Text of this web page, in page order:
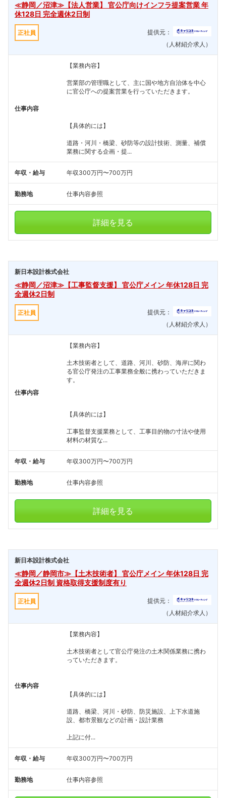
≪静岡／沼津≫【法人営業】 官公庁向けインフラ提案営業 年
休128日 完全週休2日制
正社員
提供元：
（人材紹介求人）
仕事内容
【業務内容】
営業部の管理職として、主に国や地方自治体を中心
に官公庁への提案営業を行っていただきます。
【具体的には】
道路・河川・橋梁、砂防等の設計技術、測量、補償
業務に関する企画・提...
年収・給与 年収300万円〜700万円
勤務地 仕事内容参照
詳細を見る
新日本設計株式会社
≪静岡／沼津≫【工事監督支援】 官公庁メイン 年休128日 完
全週休2日制
正社員
提供元：
（人材紹介求人）
仕事内容
【業務内容】
土木技術者として、道路、河川、砂防、海岸に関わ
る官公庁発注の工事業務全般に携わっていただきま
す。
【具体的には】
工事監督支援業務として、工事目的物の寸法や使用
材料の材質な...
年収・給与 年収300万円〜700万円
勤務地 仕事内容参照
詳細を見る
新日本設計株式会社
≪静岡／静岡市≫【土木技術者】 官公庁メイン 年休128日 完
全週休2日制 資格取得支援制度有り
正社員
提供元：
（人材紹介求人）
仕事内容
【業務内容】
土木技術者として官公庁発注の土木関係業務に携わ
っていただきます。
【具体的には】
道路、橋梁、河川・砂防、防災施設、上下水道施
設、都市景観などの計画・設計業務
上記に付...
年収・給与 年収300万円〜700万円
勤務地 仕事内容参照